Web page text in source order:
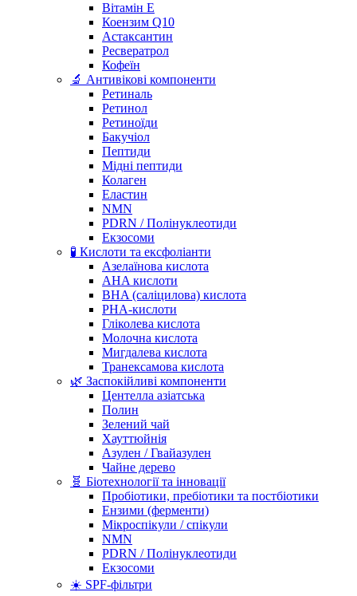
Вітамін Е
Коензим Q10
Астаксантин
Ресвератрол
Кофеїн
🔬 Антивікові компоненти
Ретиналь
Ретинол
Ретиноїди
Бакучіол
Пептиди
Мідні пептиди
Колаген
Еластин
NMN
PDRN / Полінуклеотиди
Екзосоми
🧪 Кислоти та ексфоліанти
Азелаїнова кислота
AHA кислоти
BHA (саліцилова) кислота
PHA-кислоти
Гліколева кислота
Молочна кислота
Мигдалева кислота
Транексамова кислота
🌿 Заспокійливі компоненти
Центелла азіатська
Полин
Зелений чай
Хауттюйнія
Азулен / Гвайазулен
Чайне дерево
🧬 Біотехнології та інновації
Пробіотики, пребіотики та постбіотики
Ензими (ферменти)
Мікроспікули / спікули
NMN
PDRN / Полінуклеотиди
Екзосоми
☀️ SPF-фільтри